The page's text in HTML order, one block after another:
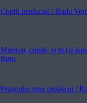
Copiii nenăscuți / Radu
Murit-ai, copile, și tu (și
Buțu
Pruncului meu nenăscut /